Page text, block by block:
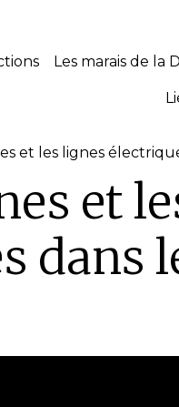
Les marais de la
et les lignes
et
dans